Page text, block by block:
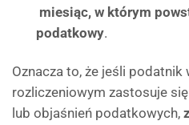
miesiąc, w którym
podatkowy.
Oznacza to, że jeśli podatnik
rozliczeniowym zastosuje
lub objaśnień podatkowych,